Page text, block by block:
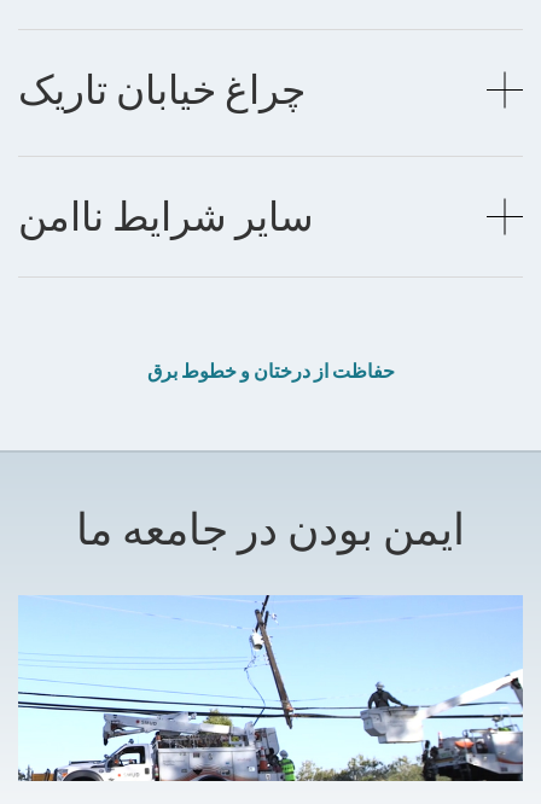
چراغ خیابان تاریک
سایر شرایط ناامن
حفاظت از درختان و خطوط برق
ایمن بودن در جامعه ما